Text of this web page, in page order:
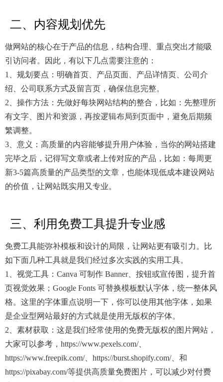
二、内容规划优先
做网站的核心在于产品的信息，结构合理、重点突出才能吸
引访问者。因此，有以下几点需要注意的：
1、规划要点：明确首页、产品页面、产品详情页、公司介
绍、公司联系方式及留言页，确保信息完整。
2、操作方法：先做好每块网站结构的整合，比如：先整理所
有文字、图片和资源，再按逻辑布局到页面中，避免后期频
繁调整。
3、意义：高质量的内容能够提升用户体验，当你的网站搭建
完毕之后，记得写文章或者上传对应的产品，比如：每周更
新3-5篇高质量的产品类型的文章，也能体现低成本建设网站
的价值，让网站既实用又专业。
三、利用免费工具提升专业感
免费工具能弥补模板和设计的局限，让网站更有吸引力。比
如下面几种工具就是我们经过多次实践的实用工具。
1、视觉工具：Canva 可制作 Banner、按钮或宣传图，提升首
页视觉效果；Google Fonts 可替换模板默认字体，统一整体风
格。这里的字体重点说明一下，你可以使用其他字体，如果
是企业型网站最好的方式就是使用无版权的字体。
2、素材获取：这是我们经常使用的免费无版权的图片网站，
大家可以参考，https://www.pexels.com/、
https://www.freepik.com/、https://burst.shopify.com/、和
https://pixabay.com/等提供高质量免费图片，可以减少对付费